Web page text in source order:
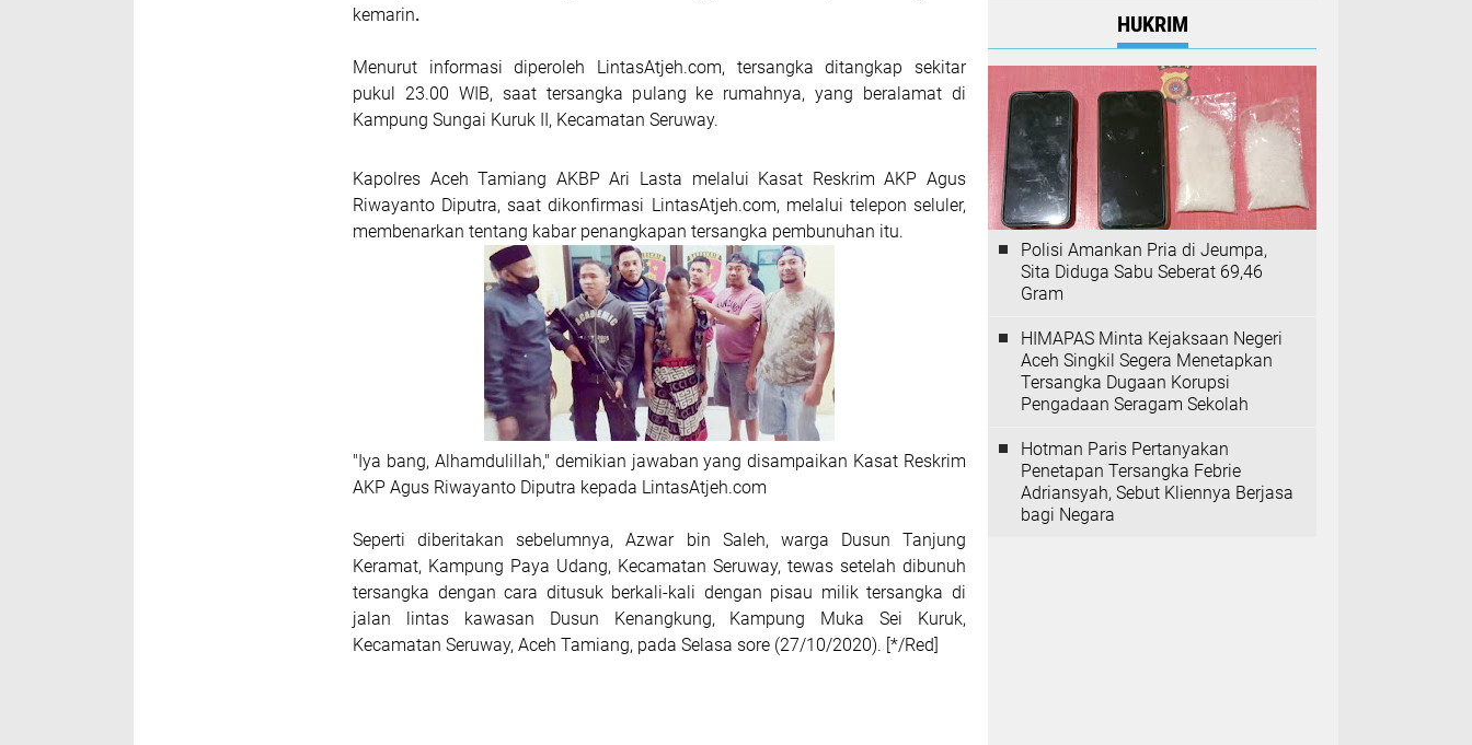
kemarin.
Menurut informasi diperoleh LintasAtjeh.com, tersangka ditangkap sekitar
pukul 23.00 WIB, saat tersangka pulang ke rumahnya, yang beralamat di
Kampung Sungai Kuruk II, Kecamatan Seruway.
Kapolres Aceh Tamiang AKBP Ari Lasta melalui Kasat Reskrim AKP Agus
Riwayanto Diputra, saat dikonfirmasi LintasAtjeh.com, melalui telepon seluler,
membenarkan tentang kabar penangkapan tersangka pembunuhan itu.
"Iya bang, Alhamdulillah," demikian jawaban yang disampaikan Kasat Reskrim
AKP Agus Riwayanto Diputra kepada LintasAtjeh.com
Seperti diberitakan sebelumnya, Azwar bin Saleh, warga Dusun Tanjung
Keramat, Kampung Paya Udang, Kecamatan Seruway, tewas setelah dibunuh
tersangka dengan cara ditusuk berkali-kali dengan pisau milik tersangka di
jalan lintas kawasan Dusun Kenangkung, Kampung Muka Sei Kuruk,
Kecamatan Seruway, Aceh Tamiang, pada Selasa sore (27/10/2020). [*/Red]
HUKRIM
Polisi Amankan Pria di Jeumpa,
Sita Diduga Sabu Seberat 69,46
Gram
HIMAPAS Minta Kejaksaan Negeri
Aceh Singkil Segera Menetapkan
Tersangka Dugaan Korupsi
Pengadaan Seragam Sekolah
Hotman Paris Pertanyakan
Penetapan Tersangka Febrie
Adriansyah, Sebut Kliennya Berjasa
bagi Negara